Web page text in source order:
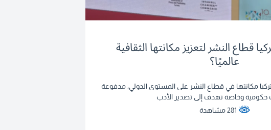
قطاع النشر لتعزيز مكانتها الثقافية
عالميًا؟
مكانتها في قطاع النشر على المستوى الدولي، مدفوعة
حكومية وخاصة تهدف إلى تصدير الأدب